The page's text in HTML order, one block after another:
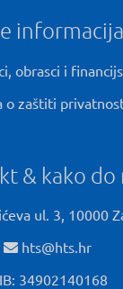
informacija
obrasci i
o zaštiti
& kako do
ul. 3, 10000
hts@hts.hr
34902140168